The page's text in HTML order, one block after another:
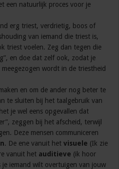
een natuurlijk proces voor je
erg triest, verdrietig, boos of
van iemand die triest is,
triest voelen. Zeg dan tegen die
en doe dat zelf ook, zodat je
wordt in de triestheid
en om de ander nog beter te
te sluiten bij het taalgebruik van
je wel eens opgevallen dat
zeggen bij het afscheid, terwijl
Deze mensen communiceren
. De ene vanuit hetvisuele (Ik zie
vanuit het auditieve (ik hoor
iemand wilt overtuigen van jouw